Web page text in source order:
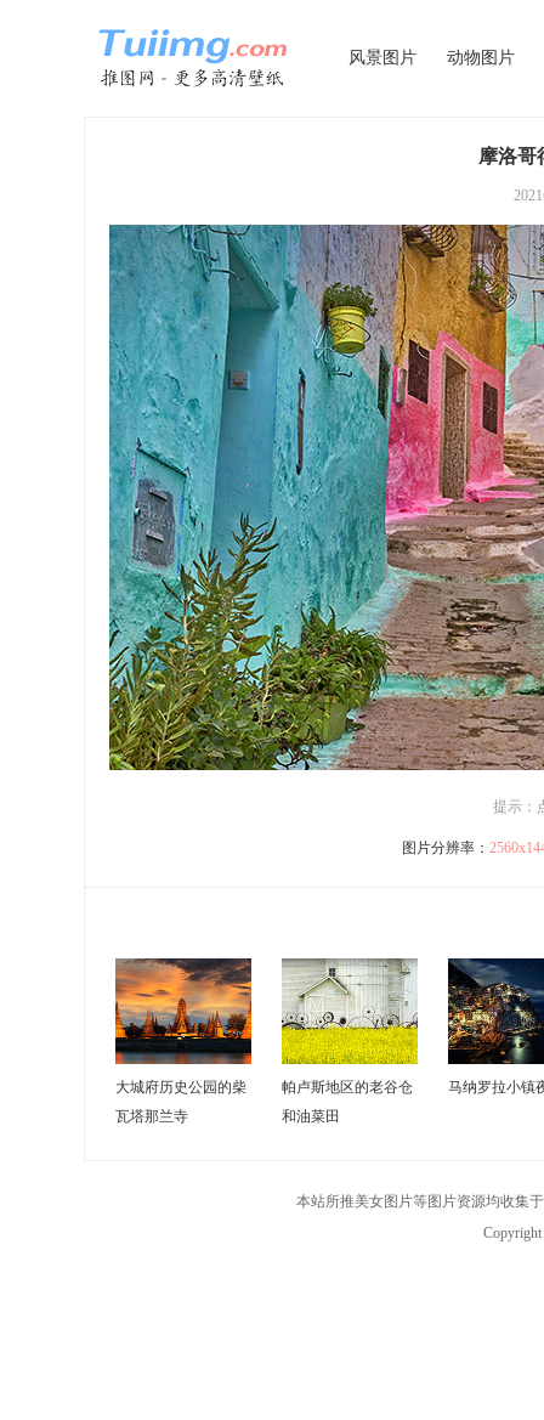
风景图片 动物图片
摩洛哥
提示：
图片分辨率：
大城府历史公园的柴
瓦塔那兰寺
帕卢斯地区的老谷仓
和油菜田
马纳罗拉小镇
本站所推美女图片等图片资源均收集